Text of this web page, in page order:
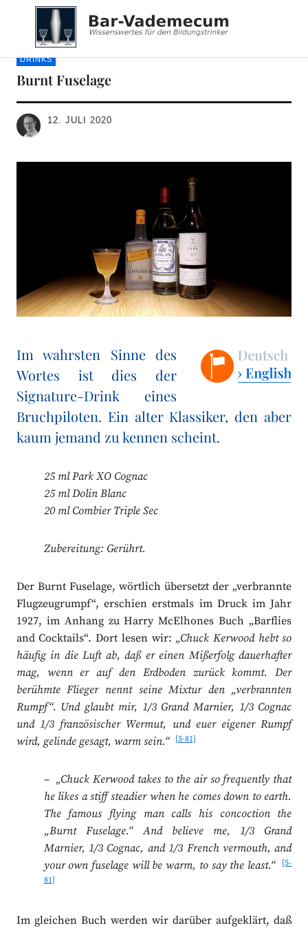
Bar-Vademecum
DRINKS
Burnt Fuselage
12. JULI 2020
Im wahrsten Sinne des
Wortes ist dies der
Signature-Drink eines
Bruchpiloten. Ein alter Klassiker, den aber
kaum jemand zu kennen scheint.
25 ml Park XO Cognac
25 ml Dolin Blanc
20 ml Combier Triple Sec
Zubereitung: Gerührt.
Der Burnt Fuselage, wörtlich übersetzt der „verbrannte
Flugzeugrumpf“, erschien erstmals im Druck im Jahr
1927, im Anhang zu Harry McElhones Buch „Barflies
and Cocktails“. Dort lesen wir: „Chuck Kerwood hebt so
häufig in die Luft ab, daß er einen Mißerfolg dauerhafter
mag, wenn er auf den Erdboden zurück kommt. Der
berühmte Flieger nennt seine Mixtur den „verbrannten
Rumpf“. Und glaubt mir, 1/3 Grand Marnier, 1/3 Cognac
und 1/3 französischer Wermut, und euer eigener Rumpf
wird, gelinde gesagt, warm sein.“
[5-81]
– „Chuck Kerwood takes to the air so frequently that
he likes a stiff steadier when he comes down to earth.
The famous flying man calls his concoction the
„Burnt Fuselage.“ And believe me, 1/3 Grand
Marnier, 1/3 Cognac, and 1/3 French vermouth, and
your own fuselage will be warm, to say the least.“ [5-
81]
Im gleichen Buch werden wir darüber aufgeklärt, daß